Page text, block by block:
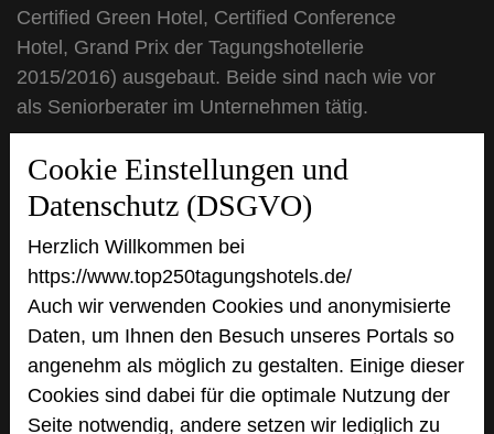
Cookie Einstellungen und
Datenschutz (DSGVO)
Herzlich Willkommen bei
https://www.top250tagungshotels.de/
Auch wir verwenden Cookies und anonymisierte
Daten, um Ihnen den Besuch unseres Portals so
angenehm als möglich zu gestalten. Einige dieser
Cookies sind dabei für die optimale Nutzung der
Seite notwendig, andere setzen wir lediglich zu
Certified Green Hotel, Certified Conference
Hotel, Grand Prix der Tagungshotellerie
2015/2016) ausgebaut. Beide sind nach wie vor
als Seniorberater im Unternehmen tätig.
https://www.mmhotels.de/